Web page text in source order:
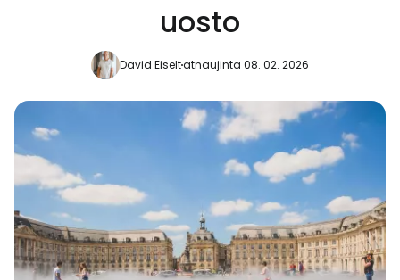
uosto
David Eiseltatnaujinta 08. 02. 2026
Tęsti su Facebook